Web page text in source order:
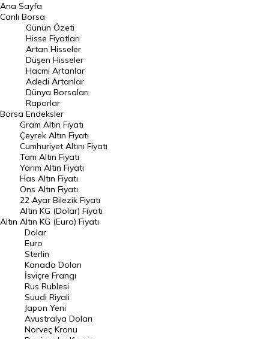
BIST 100 Hisseleri
En Çok Artan Hisseler
En Çok Düşen Hisseler
Hacmi Artanlar
Geçmiş Kapanışlar
Dünya Borsaları
Raporlar
Endeksler
DÖVİZ
Döviz Kuru
Dolar Kuru
Euro Kuru
Pound Kuru
Frank Kuru
Riyal Kuru
Avustralya Doları
Danimarka Kronu Kuru
Ana Sayfa
Canlı Borsa
Borsa
Günün Özeti
Hisse Fiyatları
Artan Hisseler
Düşen Hisseler
Hacmi Artanlar
Adedi Artanlar
Dünya Borsaları
Raporlar
Endeksler
Altın
Gram Altın Fiyatı
Çeyrek Altın Fiyatı
Cumhuriyet Altını Fiyatı
Tam Altın Fiyatı
Yarım Altın Fiyatı
Has Altın Fiyatı
Ons Altın Fiyatı
22 Ayar Bilezik Fiyatı
Altın KG (Dolar) Fiyatı
Altın KG (Euro) Fiyatı
Dolar
Euro
Sterlin
Kanada Doları
İsviçre Frangı
Rus Rublesi
Suudi Riyali
Japon Yeni
Avustralya Doları
Norveç Kronu